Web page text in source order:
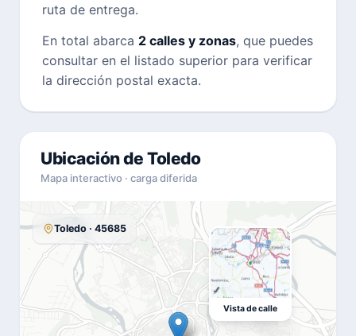
ruta de entrega.
En total abarca 2 calles y zonas, que puedes
consultar en el listado superior para verificar
la dirección postal exacta.
Ubicación de Toledo
Mapa interactivo · carga diferida
Toledo · 45685
Vista de calle